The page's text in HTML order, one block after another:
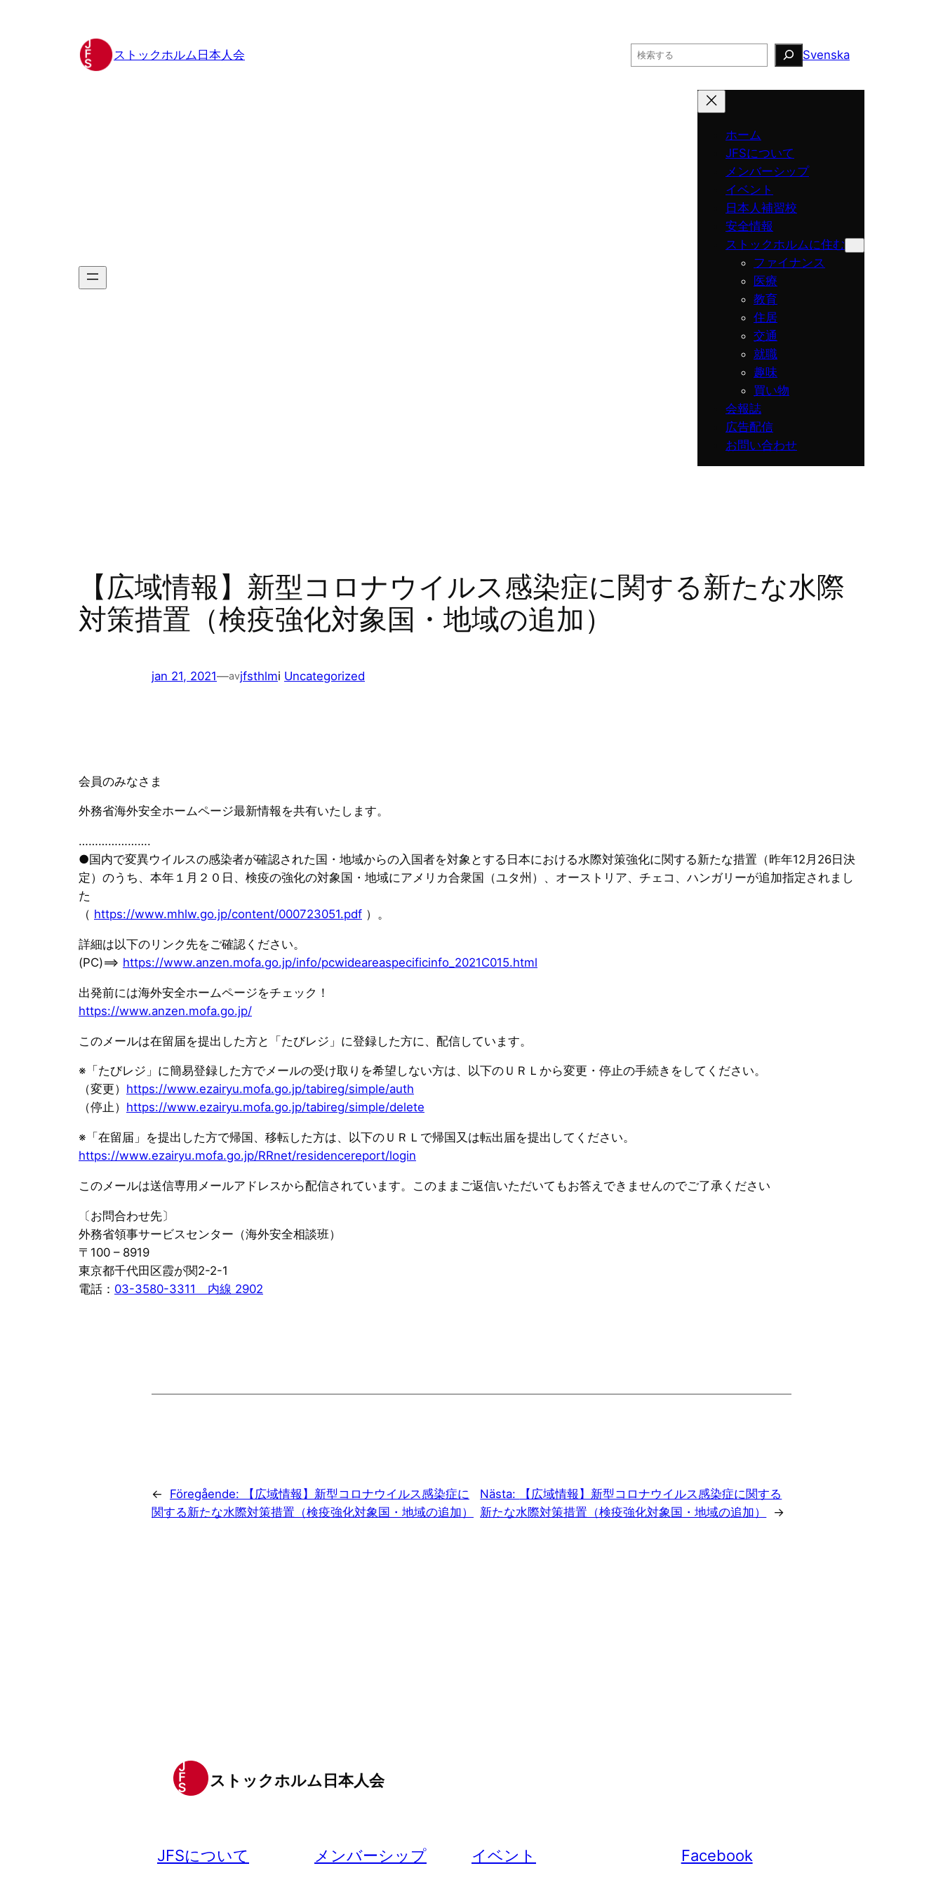
ストックホルム日本人会 Search Svenska
ホーム
JFSについて
メンバーシップ
イベント
日本人補習校
安全情報
ストックホルムに住む
ファイナンス
医療
教育
住居
交通
就職
趣味
買い物
会報誌
広告配信
お問い合わせ
【広域情報】新型コロナウイルス感染症に関する新たな水際
対策措置（検疫強化対象国・地域の追加）
jan 21, 2021—avjfsthlmi Uncategorized
会員のみなさま
外務省海外安全ホームページ最新情報を共有いたします。
………………….
●国内で変異ウイルスの感染者が確認された国・地域からの入国者を対象とする日本における水際対策強化に関する新たな措置（昨年12月26日決
定）のうち、本年１月２０日、検疫の強化の対象国・地域にアメリカ合衆国（ユタ州）、オーストリア、チェコ、ハンガリーが追加指定されまし
た
（ https://www.mhlw.go.jp/content/000723051.pdf ）。
詳細は以下のリンク先をご確認ください。
(PC)==> https://www.anzen.mofa.go.jp/info/pcwideareaspecificinfo_2021C015.html
出発前には海外安全ホームページをチェック！
https://www.anzen.mofa.go.jp/
このメールは在留届を提出した方と「たびレジ」に登録した方に、配信しています。
※「たびレジ」に簡易登録した方でメールの受け取りを希望しない方は、以下のＵＲＬから変更・停止の手続きをしてください。
（変更） https://www.ezairyu.mofa.go.jp/tabireg/simple/auth
（停止） https://www.ezairyu.mofa.go.jp/tabireg/simple/delete
※「在留届」を提出した方で帰国、移転した方は、以下のＵＲＬで帰国又は転出届を提出してください。
https://www.ezairyu.mofa.go.jp/RRnet/residencereport/login
このメールは送信専用メールアドレスから配信されています。このままご返信いただいてもお答えできませんのでご了承ください
〔お問合わせ先〕
外務省領事サービスセンター（海外安全相談班）
〒100 – 8919
東京都千代田区霞が関2-2-1
電話： 03-3580-3311 内線 2902
← Föregående:
【広域情報】新型コロナウイルス感染症に
関する新たな水際対策措置（検疫強化対象国・地域の追加）
Nästa:
【広域情報】新型コロナウイルス感染症に関する
新たな水際対策措置（検疫強化対象国・地域の追加）
→
ストックホルム日本人会
JFSについて メンバーシップ イベント Facebook